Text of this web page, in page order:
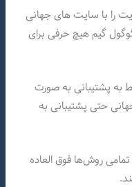
را با سایت های جهانی
گیم هیچ حرفی برای
پشتیبانی به صورت
حتی پشتیبانی به
روش‌ها فوق العاده